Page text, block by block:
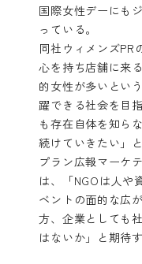
国際女性デーにも
っている。
同社ウィメンズPR
心を持ち店舗に来
的女性が多いとい
躍できる社会を目
も存在自体を知ら
続けていきたい」と
プラン広報マーケ
は、「NGOは人や
ベントの面的な広
方、企業としても
はないか」と期待す